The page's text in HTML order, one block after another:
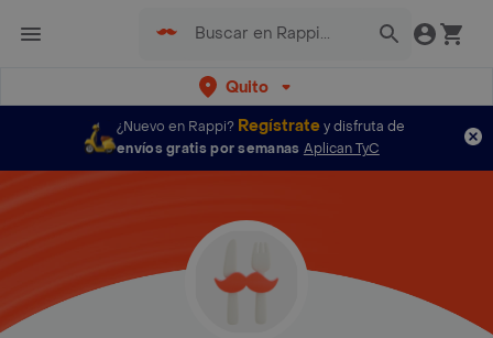
Quito
¿Nuevo en Rappi? Regístratey disfruta de
envíos gratis por semanas Aplican TyC